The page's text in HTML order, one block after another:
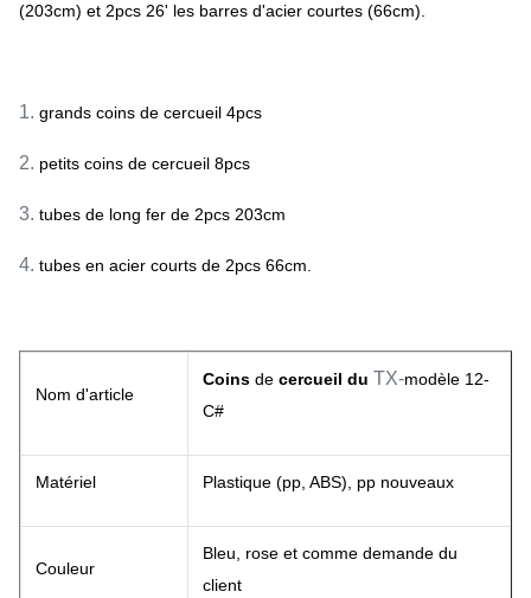
(203cm) et 2pcs 26' les barres d'acier courtes (66cm).
1. grands coins de cercueil 4pcs
2. petits coins de cercueil 8pcs
3. tubes de long fer de 2pcs 203cm
4. tubes en acier courts de 2pcs 66cm.
Nom d'article
Coins de cercueil du TX-modèle 12-
C#
Matériel Plastique (pp, ABS), pp nouveaux
Couleur
Bleu, rose et comme demande du
client